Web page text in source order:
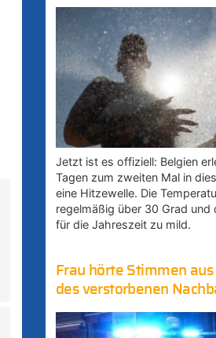
Jetzt ist es offiziell: Belgien
Tagen zum zweiten Mal in
eine Hitzewelle. Die
regelmäßig über 30 Grad und
für die Jahreszeit zu mild.
Frau hörte Stimmen aus
des verstorbenen